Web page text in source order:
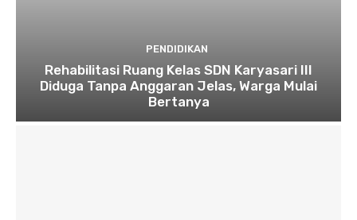
PENDIDIKAN
Rehabilitasi Ruang Kelas SDN Karyasari III
Diduga Tanpa Anggaran Jelas, Warga Mulai
Bertanya